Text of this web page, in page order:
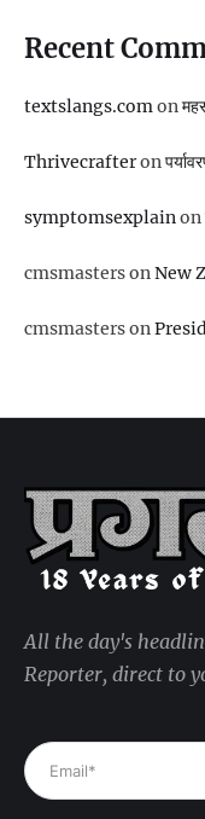
Recent
textslangs.comon
Thrivecrafteron
symptomsexplainon
cmsmastersonNew
cmsmasterson
All the day's
Reporter, direct to